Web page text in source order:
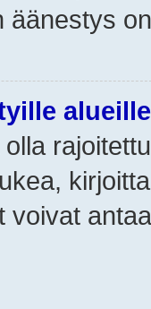
äänestys
voivat